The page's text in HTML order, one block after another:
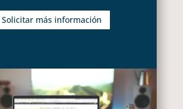
Solicitar más información